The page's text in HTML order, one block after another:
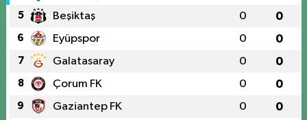
5 Beşiktaş 0 0
6 Eyüpspor 0 0
7 Galatasaray 0 0
8 Çorum FK 0 0
9 Gaziantep FK 0 0